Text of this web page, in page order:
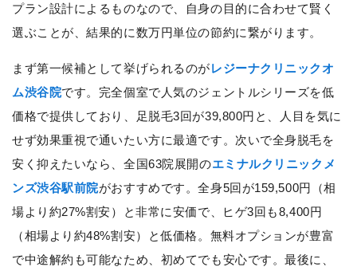
プラン設計によるものなので、自身の目的に合わせて賢く
選ぶことが、結果的に数万円単位の節約に繋がります。
まず第一候補として挙げられるのがレジーナクリニックオ
ム渋谷院です。完全個室で人気のジェントルシリーズを低
価格で提供しており、足脱毛3回が39,800円と、人目を気に
せず効果重視で通いたい方に最適です。次いで全身脱毛を
安く抑えたいなら、全国63院展開のエミナルクリニックメ
ンズ渋谷駅前院がおすすめです。全身5回が159,500円（相
場より約27%割安）と非常に安価で、ヒゲ3回も8,400円
（相場より約48%割安）と低価格。無料オプションが豊富
で中途解約も可能なため、初めてでも安心です。最後に、